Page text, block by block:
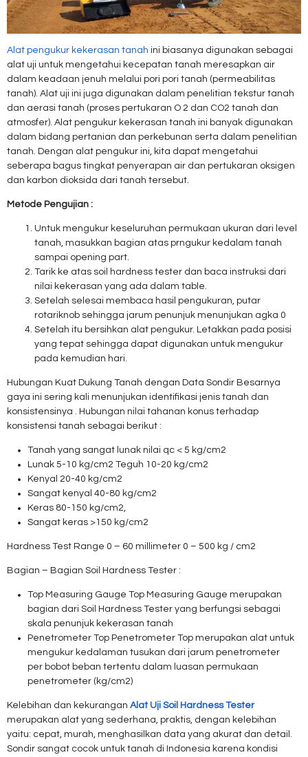
Alat pengukur kekerasan tanah ini biasanya digunakan sebagai
alat uji untuk mengetahui kecepatan tanah meresapkan air
dalam keadaan jenuh melalui pori pori tanah (permeabilitas
tanah). Alat uji ini juga digunakan dalam penelitian tekstur tanah
dan aerasi tanah (proses pertukaran O 2 dan CO2 tanah dan
atmosfer). Alat pengukur kekerasan tanah ini banyak digunakan
dalam bidang pertanian dan perkebunan serta dalam penelitian
tanah. Dengan alat pengukur ini, kita dapat mengetahui
seberapa bagus tingkat penyerapan air dan pertukaran oksigen
dan karbon dioksida dari tanah tersebut.
Metode Pengujian :
Untuk mengukur keseluruhan permukaan ukuran dari level
tanah, masukkan bagian atas prngukur kedalam tanah
sampai opening part.
Tarik ke atas soil hardness tester dan baca instruksi dari
nilai kekerasan yang ada dalam table.
Setelah selesai membaca hasil pengukuran, putar
rotariknob sehingga jarum penunjuk menunjukan agka 0
Setelah itu bersihkan alat pengukur. Letakkan pada posisi
yang tepat sehingga dapat digunakan untuk mengukur
pada kemudian hari.
Hubungan Kuat Dukung Tanah dengan Data Sondir Besarnya
gaya ini sering kali menunjukan identifikasi jenis tanah dan
konsistensinya . Hubungan nilai tahanan konus terhadap
konsistensi tanah sebagai berikut :
Tanah yang sangat lunak nilai qc < 5 kg/cm2
Lunak 5-10 kg/cm2 Teguh 10-20 kg/cm2
Kenyal 20-40 kg/cm2
Sangat kenyal 40-80 kg/cm2
Keras 80-150 kg/cm2,
Sangat keras >150 kg/cm2
Hardness Test Range 0 – 60 millimeter 0 – 500 kg / cm2
Bagian – Bagian Soil Hardness Tester :
Top Measuring Gauge Top Measuring Gauge merupakan
bagian dari Soil Hardness Tester yang berfungsi sebagai
skala penunjuk kekerasan tanah
Penetrometer Top Penetrometer Top merupakan alat untuk
mengukur kedalaman tusukan dari jarum penetrometer
per bobot beban tertentu dalam luasan permukaan
penetrometer (kg/cm2)
Kelebihan dan kekurangan Alat Uji Soil Hardness Tester
merupakan alat yang sederhana, praktis, dengan kelebihan
yaitu: cepat, murah, menghasilkan data yang akurat dan detail.
Sondir sangat cocok untuk tanah di Indonesia karena kondisi